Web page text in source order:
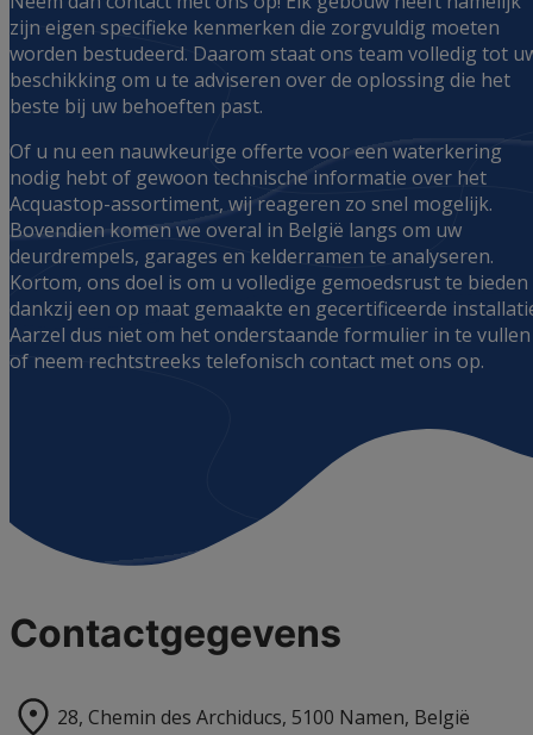
zijn eigen specifieke kenmerken die zorgvuldig moeten
worden bestudeerd. Daarom staat ons team volledig tot
beschikking om u te adviseren over de oplossing die het
beste bij uw behoeften past.
Of u nu een nauwkeurige offerte voor een waterkering
nodig hebt of gewoon technische informatie over het
Acquastop-assortiment, wij reageren zo snel mogelijk.
Bovendien komen we overal in België langs om uw
deurdrempels, garages en kelderramen te analyseren.
Kortom, ons doel is om u volledige gemoedsrust te bieden
dankzij een op maat gemaakte en gecertificeerde
Aarzel dus niet om het onderstaande formulier in te vullen
of neem rechtstreeks telefonisch contact met ons op.
Contactgegevens
28, Chemin des Archiducs, 5100 Namen, België